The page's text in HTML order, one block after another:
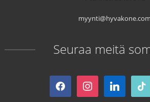
myynti@hyvakone.com
Seuraa meitä
facebook instagram linkedin tiktok